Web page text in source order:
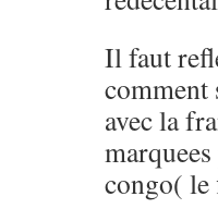
Il faut
comment
avec la
congo(